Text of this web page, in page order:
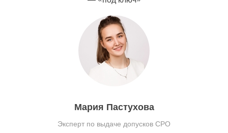
Мария Пастухова
Эксперт по выдаче допусков СРО